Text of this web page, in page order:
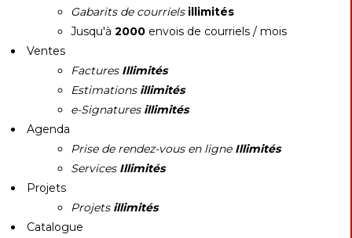
Gabarits de courriels illimités
Jusqu'à 2000 envois de courriels / mois
Ventes
FacturesIllimités
Estimationsillimités
e-Signatures illimités
Agenda
Prise de rendez-vous en ligne Illimités
Services Illimités
Projets
Projetsillimités
Catalogue